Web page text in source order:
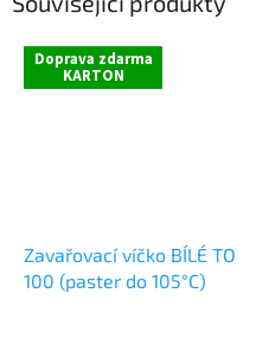
Doprava zdarma
KARTON
Zavařovací víčko BÍLÉ TO
100 (paster do 105°C)